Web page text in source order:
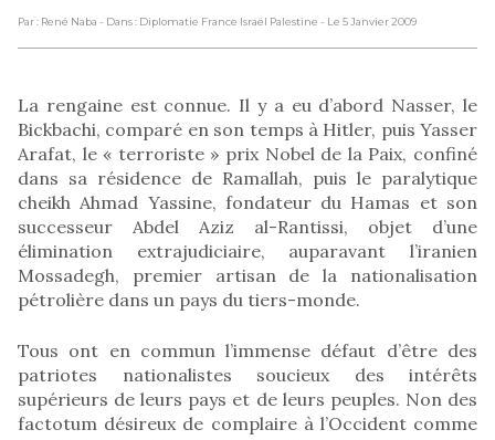
Par : René Naba - Dans : Diplomatie France Israël Palestine - Le 5 Janvier 2009
La rengaine est connue. Il y a eu d’abord Nasser, le
Bickbachi, comparé en son temps à Hitler, puis Yasser
Arafat, le « terroriste » prix Nobel de la Paix, confiné
dans sa résidence de Ramallah, puis le paralytique
cheikh Ahmad Yassine, fondateur du Hamas et son
successeur Abdel Aziz al-Rantissi, objet d’une
élimination extrajudiciaire, auparavant l’iranien
Mossadegh, premier artisan de la nationalisation
pétrolière dans un pays du tiers-monde.
Tous ont en commun l’immense défaut d’être des
patriotes nationalistes soucieux des intérêts
supérieurs de leurs pays et de leurs peuples. Non des
factotum désireux de complaire à l’Occident comme